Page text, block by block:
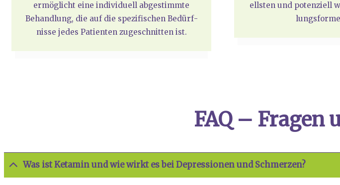
ermög­licht eine indi­vi­du­ell abge­stimm­te
Behand­lung, die auf die spe­zi­fi­schen Bedürf­
nis­se jedes Pati­en­ten zuge­schnit­ten ist.
ells­ten und poten­zi­ell
FAQ – Fra­gen
Was ist Ket­amin und wie wirkt es bei Depres­sio­nen und Schmer­zen?